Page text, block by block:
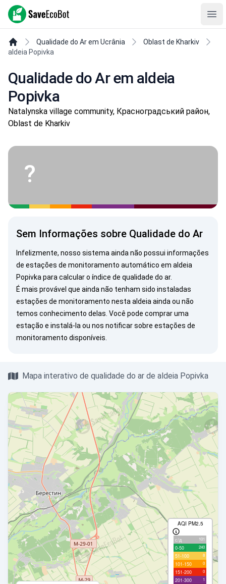
SaveEcoBot
Qualidade do Ar em Ucrânia
Oblast de Kharkiv
aldeia Popivka
Qualidade do Ar em aldeia
Popivka
Natalynska village community, Красноградський район,
Oblast de Kharkiv
?
Sem Informações sobre Qualidade do Ar
Infelizmente, nosso sistema ainda não possui informações
de estações de monitoramento automático em aldeia
Popivka para calcular o índice de qualidade do ar.
É mais provável que ainda não tenham sido instaladas
estações de monitoramento nesta aldeia ainda ou não
temos conhecimento delas. Você pode comprar uma
estação e instalá-la ou nos notificarsobre estações de
monitoramento disponíveis.
Mapa interativo de qualidade do ar de aldeia Popivka
AQI PM2.5
с/д 101
0-50 240
51-100 8
101-150 0
151-200 0
201-300 1